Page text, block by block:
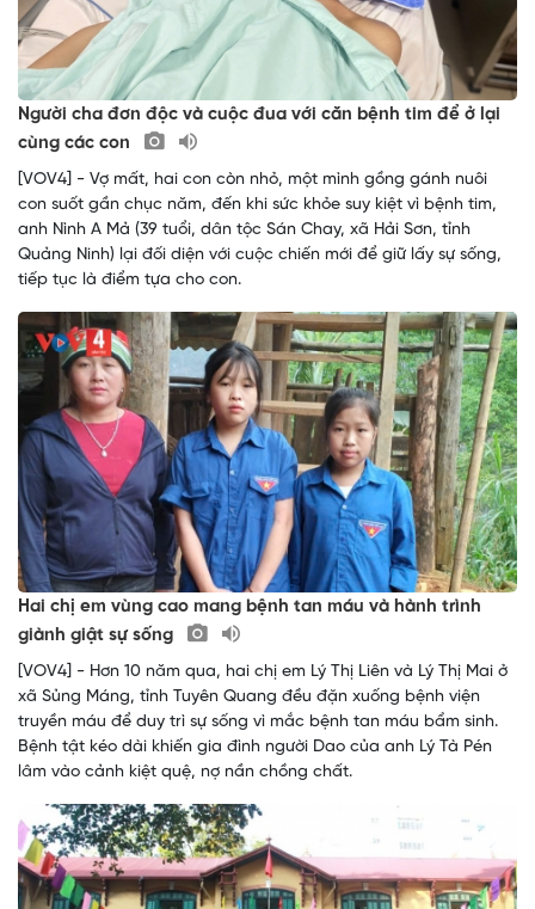
Người cha đơn độc và cuộc đua với căn bệnh tim để ở lại
cùng các con
[VOV4] - Vợ mất, hai con còn nhỏ, một mình gồng gánh nuôi
con suốt gần chục năm, đến khi sức khỏe suy kiệt vì bệnh tim,
anh Nình A Mả (39 tuổi, dân tộc Sán Chay, xã Hải Sơn, tỉnh
Quảng Ninh) lại đối diện với cuộc chiến mới để giữ lấy sự sống,
tiếp tục là điểm tựa cho con.
Hai chị em vùng cao mang bệnh tan máu và hành trình
giành giật sự sống
[VOV4] - Hơn 10 năm qua, hai chị em Lý Thị Liên và Lý Thị Mai ở
xã Sủng Máng, tỉnh Tuyên Quang đều đặn xuống bệnh viện
truyền máu để duy trì sự sống vì mắc bệnh tan máu bẩm sinh.
Bệnh tật kéo dài khiến gia đình người Dao của anh Lý Tà Pén
lâm vào cảnh kiệt quệ, nợ nần chồng chất.